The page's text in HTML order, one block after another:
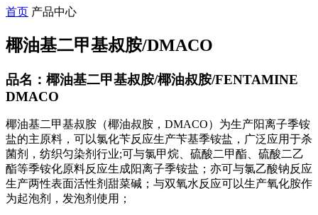
首页 产品中心
椰油基二甲基叔胺/DMACO
品名：椰油基二甲基叔胺/椰油叔胺/FENTAMINE
DMACO
椰油基二甲基叔胺（椰油叔胺，DMACO）为生产阳离子季铵
盐的主原料，可以氯化苄反应生产苄基季铵盐，广泛应用于杀
菌剂，纺织匀染剂行业;可与氯甲烷、硫酸二甲酯、硫酸二乙
酯等季铵化原料反应生成阳离子季铵盐；亦可与氯乙酸钠反应
生产两性表面活性剂甜菜碱；与双氧水反应可以生产氧化胺作
为起泡剂，发泡剂使用；